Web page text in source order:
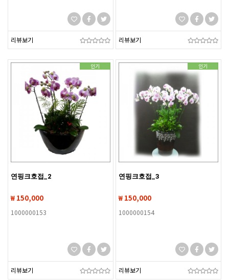
리뷰보기 리뷰보기
인기
연핑크호접_2
₩ 150,000
1000000153
리뷰보기
인기
연핑크호접_3
₩ 150,000
1000000154
리뷰보기